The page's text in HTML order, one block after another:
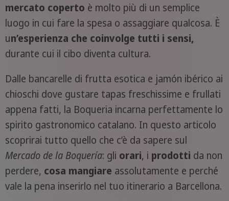
mercato coperto è molto più di un semplice
luogo in cui fare la spesa o assaggiare qualcosa. È
un’esperienza che coinvolge tutti i sensi,
durante cui il cibo diventa cultura.
Dalle bancarelle di frutta esotica e jamón ibérico ai
chioschi dove gustare tapas freschissime e frullati
appena fatti, la Boqueria incarna perfettamente lo
spirito gastronomico catalano. In questo articolo
scoprirai tutto quello che c’è da sapere sul
Mercado de la Boquería: gli orari, i prodotti da non
perdere, cosa mangiare assolutamente e perché
vale la pena inserirlo nel tuo itinerario a Barcellona.